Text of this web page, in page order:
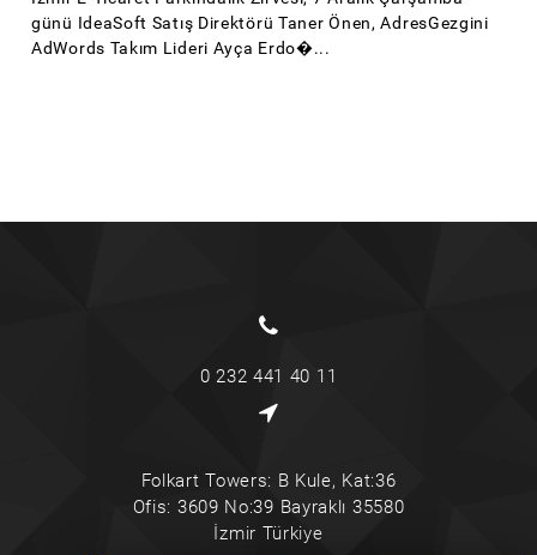
günü IdeaSoft Satış Direktörü Taner Önen, AdresGezgini
AdWords Takım Lideri Ayça Erdo�...
0 232 441 40 11
Folkart Towers: B Kule, Kat:36
Ofis: 3609 No:39 Bayraklı 35580
İzmir Türkiye